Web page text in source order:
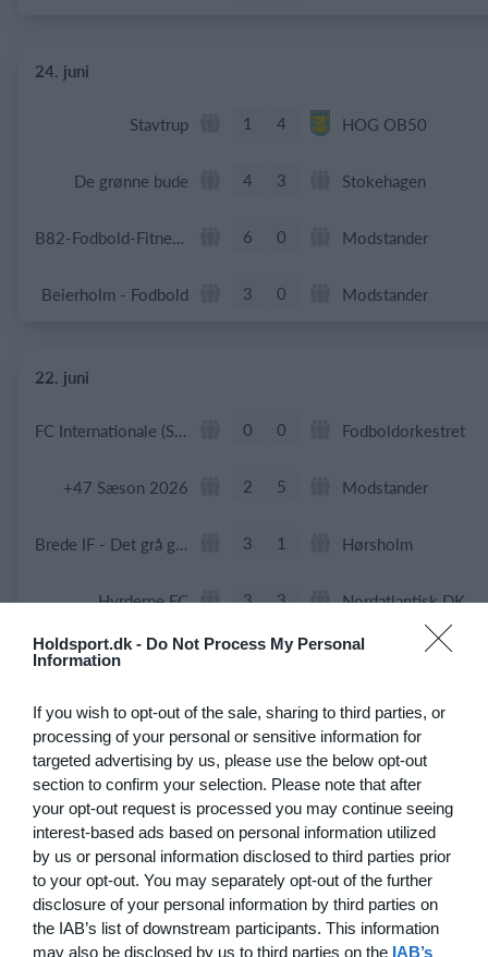
Holdsport.dk - Do Not Process My Personal
Information
If you wish to opt-out of the sale, sharing to third parties, or
processing of your personal or sensitive information for
targeted advertising by us, please use the below opt-out
section to confirm your selection. Please note that after
your opt-out request is processed you may continue seeing
interest-based ads based on personal information utilized
by us or personal information disclosed to third parties prior
to your opt-out. You may separately opt-out of the further
disclosure of your personal information by third parties on
the IAB’s list of downstream participants. This information
may also be disclosed by us to third parties on the IAB’s
24. juni
Stavtrup 1 4 HOG OB50
De grønne bude 4 3 Stokehagen
B82-Fodbold-Fitness-U50 6 0 Modstander
Beierholm - Fodbold 3 0 Modstander
22. juni
FC Internationale (Superveteran) 0 0 Fodboldorkestret
+47 Sæson 2026 2 5 Modstander
Brede IF - Det grå guld 3 1 Hørsholm
Hyrderne FC 3 3 Nordatlantisk DK
BIF/ØHIK 7 0 Tranum GF
20. juni
Solens Børn SC Boca Vista